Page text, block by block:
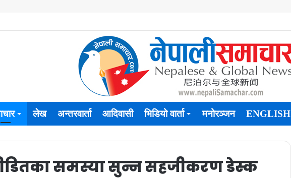
लेख अन्तरवार्ता आदिवासी भिडियो वार्ता मनोरञ्जन ENGLISH
समस्या सुन्न सहजीकरण डेस्क